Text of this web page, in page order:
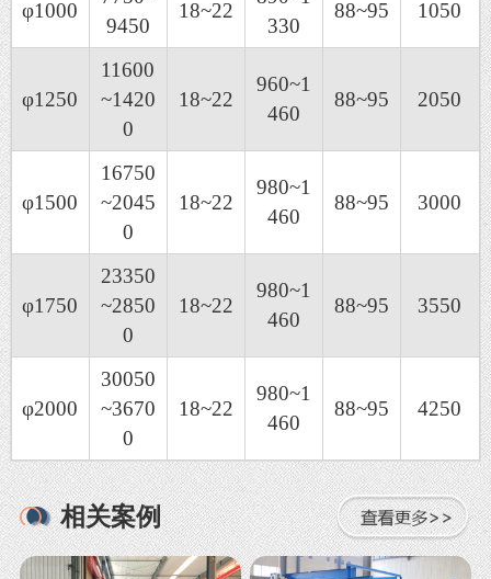
φ1000
9450
18~22
330
88~95 1050
φ1250
11600
~1420
0
18~22
960~1
460
88~95 2050
φ1500
16750
~2045
0
18~22
980~1
460
88~95 3000
φ1750
23350
~2850
0
18~22
980~1
460
88~95 3550
φ2000
30050
~3670
0
18~22
980~1
460
88~95 4250
相关案例